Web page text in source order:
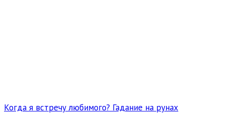
Когда я встречу любимого? Гадание на рунах